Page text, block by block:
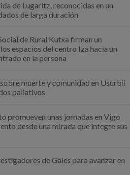
de Lugaritz, reconocidas en un
de larga duración
de Rural Kutxa firman un
espacios del centro Iza hacia un
en la persona
muerte y comunidad en Usurbil
paliativos
promueven unas jornadas en Vigo
desde una mirada que integre sus
de Gales para avanzar en